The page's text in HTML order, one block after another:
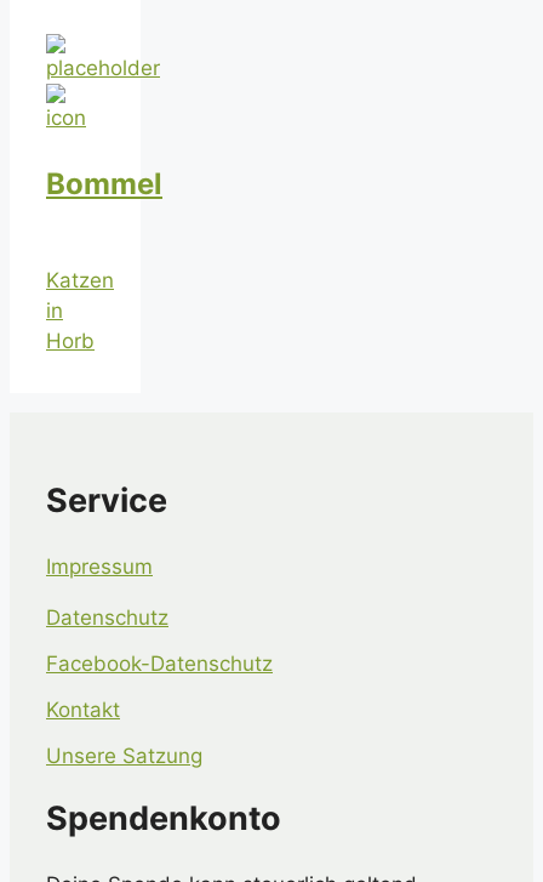
Bommel
Katzen
in
Horb
Service
Impressum
Datenschutz
Facebook-Datenschutz
Kontakt
Unsere Satzung
Spendenkonto